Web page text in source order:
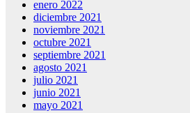
enero 2022
diciembre 2021
noviembre 2021
octubre 2021
septiembre 2021
agosto 2021
julio 2021
junio 2021
mayo 2021